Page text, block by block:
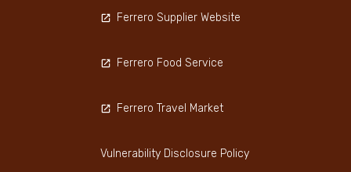
Ferrero Supplier Website
Ferrero Food Service
Ferrero Travel Market
Vulnerability Disclosure Policy